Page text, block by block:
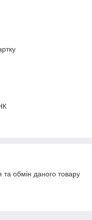
обмін даного товару